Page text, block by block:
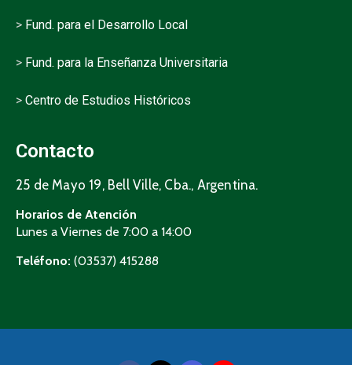
> Fund. para el Desarrollo Local
> Fund. para la Enseñanza Universitaria
> Centro de Estudios Históricos
Contacto
25 de Mayo 19, Bell Ville, Cba., Argentina.
Horarios de Atención
Lunes a Viernes de 7:00 a 14:00
Teléfono: (03537) 415288